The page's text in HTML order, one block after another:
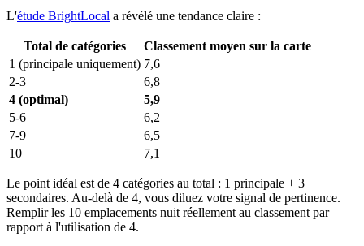
L'étude BrightLocal a révélé une tendance claire :
Total de catégories
Classement moyen sur la carte
1 (principale uniquement) 7,6
2-3
6,8
4 (optimal)
5,9
5-6
6,2
7-9
6,5
10
7,1
Le point idéal est de 4 catégories au total : 1 principale + 3
secondaires. Au-delà de 4, vous diluez votre signal de pertinence.
Remplir les 10 emplacements nuit réellement au classement par
rapport à l'utilisation de 4.